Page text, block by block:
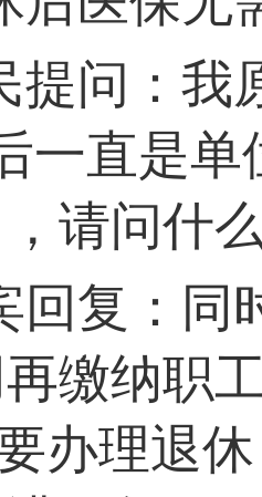
提问：我
一直是
请问什
回复：同
缴纳职
办理退